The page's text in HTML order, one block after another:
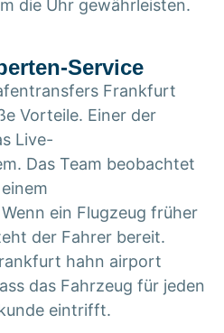
die Uhr gewährleisten.
Service
Frankfurt
Vorteile. Einer der
Live-
Das Team beobachtet
ein Flugzeug früher
der Fahrer bereit.
hahn airport
das Fahrzeug für jeden
eintrifft.